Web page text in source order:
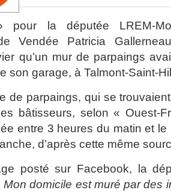
la députée LREM-
Vendée Patricia
qu’un mur de parpaings
son garage, à Talmont-Saint-
de parpaings, qui se
bâtisseurs, selon « Ouest-
entre 3 heures du matin et
d’après cette même
posté sur Facebook, la
domicile est muré par des